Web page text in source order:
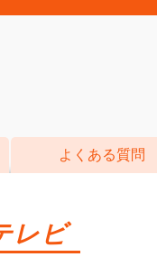
よくある質問
レビ